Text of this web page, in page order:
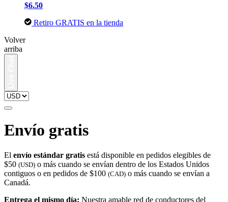
$6.50
Retiro GRATIS en la tienda
Volver
arriba
Envío gratis
El envío estándar gratis está disponible en pedidos elegibles de
$50 (USD) o más cuando se envían dentro de los Estados Unidos
contiguos o en pedidos de $100 (CAD) o más cuando se envían a
Canadá.
Entrega el mismo día: Nuestra amable red de conductores del